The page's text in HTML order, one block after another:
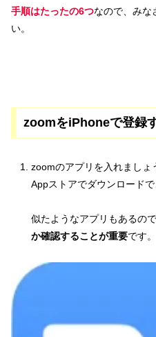
手順はたったの6つなので、みな
い。
zoomをiPhoneで登録
zoomのアプリを入れましょ
Appストアでダウンロードで
似たようなアプリもあるので
か確認することが重要です。